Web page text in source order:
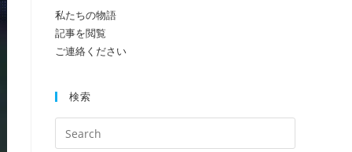
私たちの物語
記事を閲覧
ご連絡ください
検索